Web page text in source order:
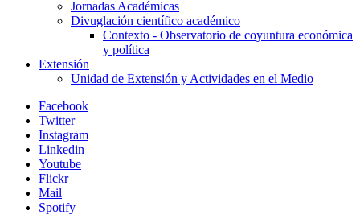
Jornadas Académicas
Divuglación científico académico
Contexto - Observatorio de coyuntura económica
y política
Extensión
Unidad de Extensión y Actividades en el Medio
Facebook
Twitter
Instagram
Linkedin
Youtube
Flickr
Mail
Spotify